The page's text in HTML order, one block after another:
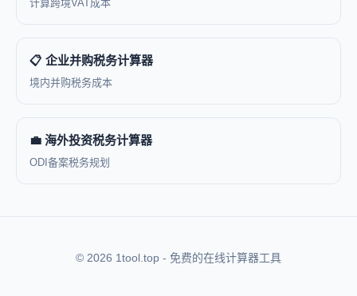
计算跨境VAT成本
📋 企业并购税务计算器
境内并购税务成本
💼 海外投资税务计算器
ODI备案税务规划
© 2026 1tool.top - 免费的在线计算器工具